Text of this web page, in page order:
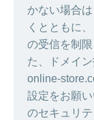
かない場合
くとともに
の受信を制
た、ドメイ
online-
設定をお願
のセキュリ